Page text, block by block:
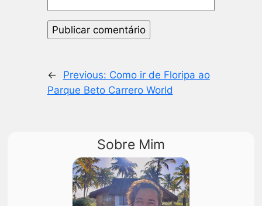
← Previous: Como ir de Floripa ao
Parque Beto Carrero World
Sobre Mim